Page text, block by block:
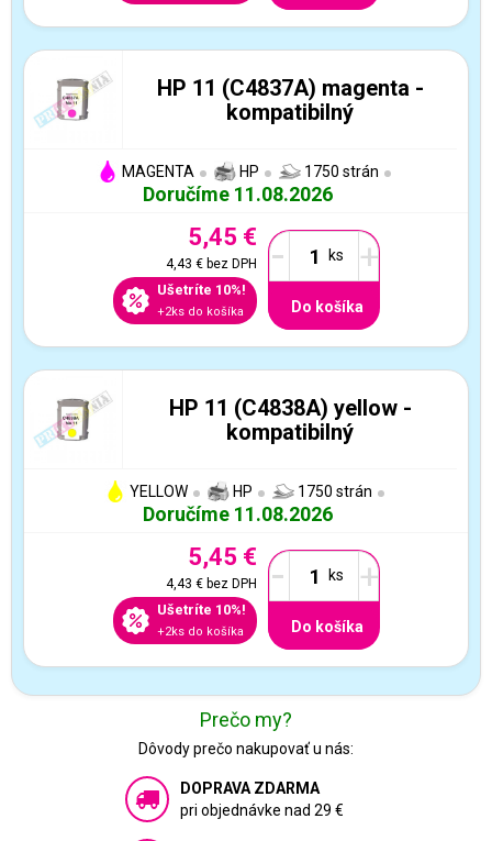
HP 11 (C4837A) magenta -
kompatibilný
MAGENTA HP 1750 strán
Doručíme 11.08.2026
5,45 €
4,43 €bez DPH
Ušetríte 10%!
+2ks do košíka
- +
Do košíka
HP 11 (C4838A) yellow -
kompatibilný
YELLOW HP 1750 strán
Doručíme 11.08.2026
5,45 €
4,43 €bez DPH
Ušetríte 10%!
+2ks do košíka
- +
Do košíka
Prečo my?
Dôvody prečo nakupovať u nás:
DOPRAVA ZDARMA
pri objednávke nad 29 €